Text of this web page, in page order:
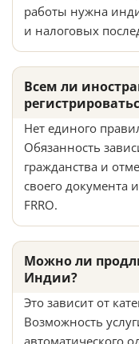
работы нужна
и налоговых
Всем ли
Нет единого
Обязанность
гражданства и
своего документа
FRRO.
Можно ли
Индии?
Это зависит от
Возможность
автоматического